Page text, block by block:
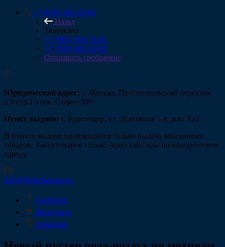
+7 (910) 482-22-82
Назад
Телефоны
+7 (985) 764-74-61
+7 (910) 482-22-82
Отправить сообщение
Юридический адрес: г. Москва, Протопоповский переулок
д.9 стр.1 этаж 3, офис 309
Пункт выдачи: г. Краснодар, ул. Дорожная 5-я, дом 70/2
В пункте выдаче производится только выдача заказанных
товаров. Заказ товаров только через сайт или по юридическом
адресу.
info@fintechgroup.ru
Facebook
Вконтакте
Instagram